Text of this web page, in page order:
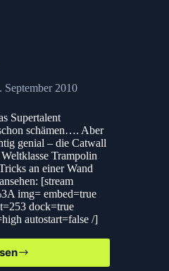
September 2010
Supertalent
schämen…. Aber
genial – die Catwall
Trampolin
an einer Wand
[stream
img= embed=true
dock=true
autostart=false /]